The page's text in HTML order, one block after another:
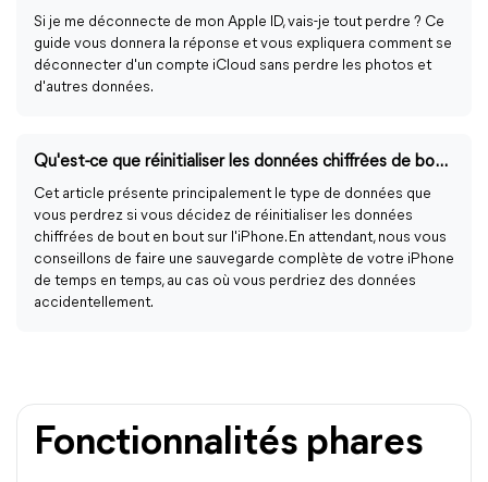
Si je me déconnecte de mon Apple ID, vais-je tout perdre ? Ce
guide vous donnera la réponse et vous expliquera comment se
déconnecter d'un compte iCloud sans perdre les photos et
d'autres données.
Qu'est-ce que réinitialiser les données chiffrées de bout en bout sur l'iPhone
Cet article présente principalement le type de données que
vous perdrez si vous décidez de réinitialiser les données
chiffrées de bout en bout sur l'iPhone. En attendant, nous vous
conseillons de faire une sauvegarde complète de votre iPhone
de temps en temps, au cas où vous perdriez des données
accidentellement.
Fonctionnalités phares